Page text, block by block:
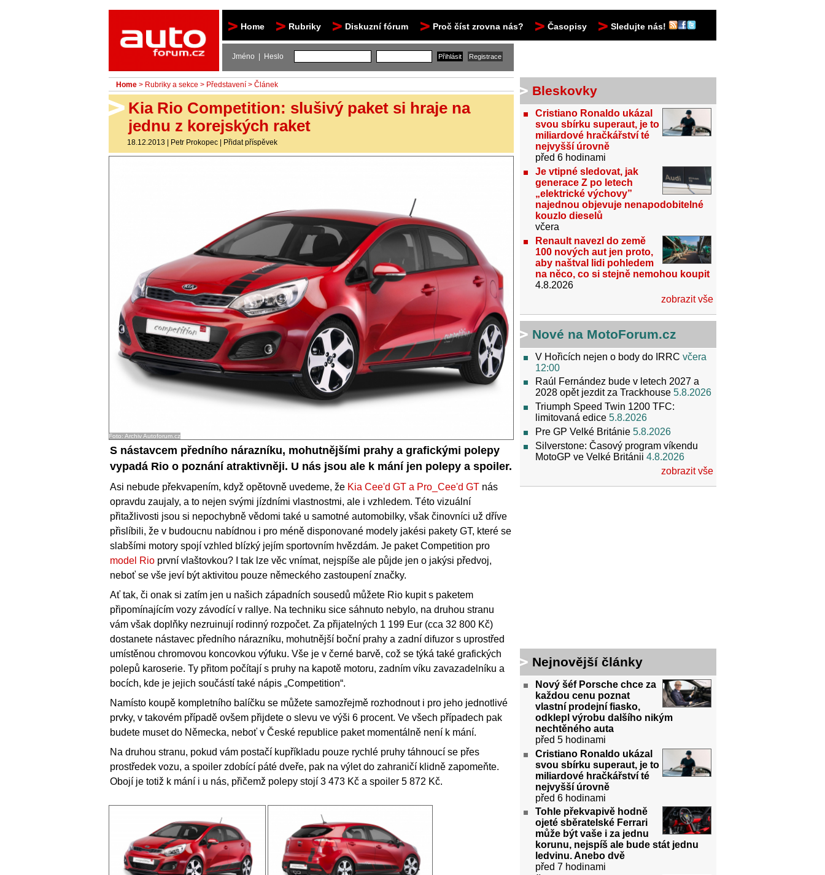
Home Rubriky Diskuzní fórum Proč číst zrovna nás? Časopisy Sledujte nás!
Jméno | Heslo
Home > Rubriky a sekce > Představení > Článek
Kia Rio Competition: slušivý paket si hraje na
jednu z korejských raket
18.12.2013 | Petr Prokopec | Přidat příspěvek
Foto: Archiv Autoforum.cz
S nástavcem předního nárazníku, mohutnějšími prahy a grafickými polepy
vypadá Rio o poznání atraktivněji. U nás jsou ale k mání jen polepy a spoiler.
Asi nebude překvapením, když opětovně uvedeme, že Kia Cee'd GT a Pro_Cee'd GT nás
opravdu zaujaly, a to nejen svými jízdními vlastnostmi, ale i vzhledem. Této vizuální
přitažlivosti jsou si nepochybně vědomi také u samotné automobilky, však činovníci už dříve
přislíbili, že v budoucnu nabídnou i pro méně disponované modely jakési pakety GT, které se
slabšími motory spojí vzhled blízký jejím sportovním hvězdám. Je paket Competition pro
model Rio první vlaštovkou? I tak lze věc vnímat, nejspíše ale půjde jen o jakýsi předvoj,
neboť se vše jeví být aktivitou pouze německého zastoupení značky.
Ať tak, či onak si zatím jen u našich západních sousedů můžete Rio kupit s paketem
připomínajícím vozy závodící v rallye. Na techniku sice sáhnuto nebylo, na druhou stranu
vám však doplňky nezruinují rodinný rozpočet. Za přijatelných 1 199 Eur (cca 32 800 Kč)
dostanete nástavec předního nárazníku, mohutnější boční prahy a zadní difuzor s uprostřed
umístěnou chromovou koncovkou výfuku. Vše je v černé barvě, což se týká také grafických
polepů karoserie. Ty přitom počítají s pruhy na kapotě motoru, zadním víku zavazadelníku a
bocích, kde je jejich součástí také nápis „Competition“.
Namísto koupě kompletního balíčku se můžete samozřejmě rozhodnout i pro jeho jednotlivé
prvky, v takovém případě ovšem přijdete o slevu ve výši 6 procent. Ve všech případech pak
budete muset do Německa, neboť v České republice paket momentálně není k mání.
Na druhou stranu, pokud vám postačí kupříkladu pouze rychlé pruhy táhnoucí se přes
prostředek vozu, a spoiler zdobící páté dveře, pak na výlet do zahraničí klidně zapomeňte.
Obojí je totiž k mání i u nás, přičemž polepy stojí 3 473 Kč a spoiler 5 872 Kč.
Bleskovky
Cristiano Ronaldo ukázal
svou sbírku superaut, je to
miliardové hračkářství té
nejvyšší úrovně
před 6 hodinami
Je vtipné sledovat, jak
generace Z po letech
„elektrické výchovy”
najednou objevuje nenapodobitelné
kouzlo dieselů
včera
Renault navezl do země
100 nových aut jen proto,
aby naštval lidi pohledem
na něco, co si stejně nemohou koupit
4.8.2026
zobrazit vše
Nové na MotoForum.cz
V Hořicích nejen o body do IRRC včera
12:00
Raúl Fernández bude v letech 2027 a
2028 opět jezdit za Trackhouse 5.8.2026
Triumph Speed Twin 1200 TFC:
limitovaná edice 5.8.2026
Pre GP Velké Británie 5.8.2026
Silverstone: Časový program víkendu
MotoGP ve Velké Británii 4.8.2026
zobrazit vše
Nejnovější články
Nový šéf Porsche chce za
každou cenu poznat
vlastní prodejní fiasko,
odklepl výrobu dalšího nikým
nechtěného auta
před 5 hodinami
Cristiano Ronaldo ukázal
svou sbírku superaut, je to
miliardové hračkářství té
nejvyšší úrovně
před 6 hodinami
Tohle překvapivě hodně
ojeté sběratelské Ferrari
může být vaše i za jednu
korunu, nejspíš ale bude stát jednu
ledvinu. Anebo dvě
před 7 hodinami